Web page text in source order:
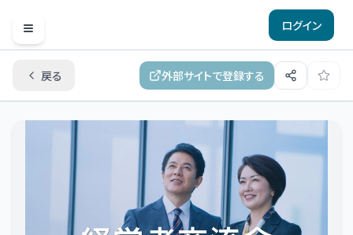
Open menu
ログイン
戻る 外部サイトで登録する